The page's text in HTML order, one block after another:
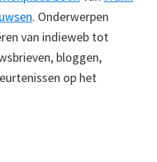
. Onderwerpen
van indieweb tot
bloggen,
op het